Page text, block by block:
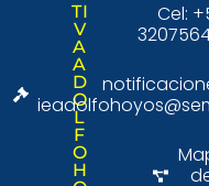
TI
V
A
A
D
O
L
F
O
H
Cel: